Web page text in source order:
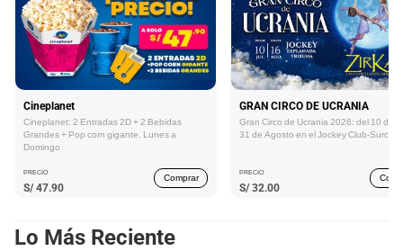
Cineplanet
Cineplanet: 2 Entradas 2D + 2 Bebidas
Grandes + Pop corn gigante. Lunes a
Domingo
PRECIO
S/ 47.90
Comprar
GRAN CIRCO DE UCRANIA
Gran Circo de Ucrania 2026: del 10 de
31 de Agosto en el Jockey Club-Surco
PRECIO
S/ 32.00
Lo Más Reciente